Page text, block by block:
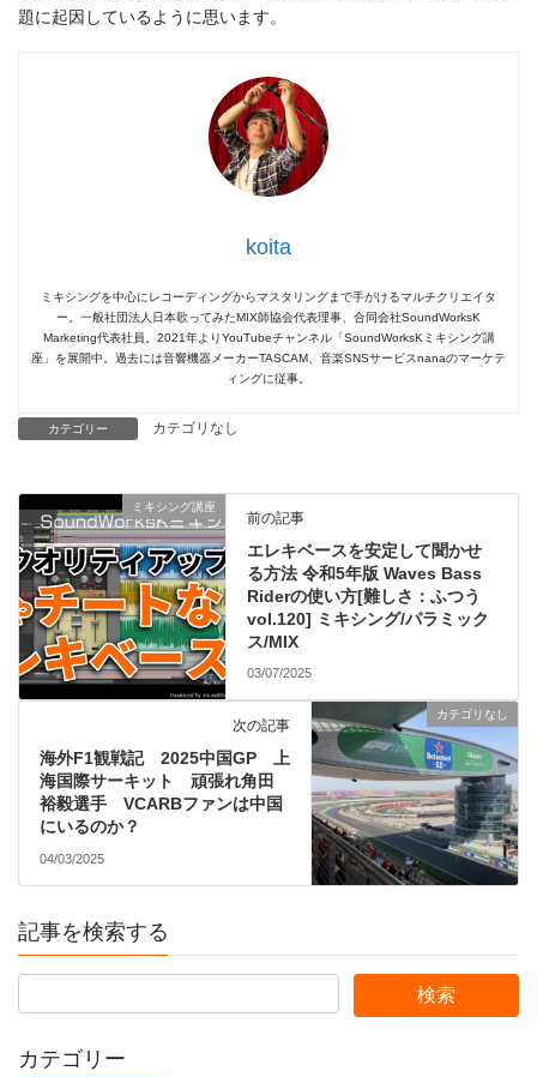
題に起因しているように思います。
koita
ミキシングを中心にレコーディングからマスタリングまで手がけるマルチクリエイタ
ー。一般社団法人日本歌ってみたMIX師協会代表理事、合同会社SoundWorksK
Marketing代表社員。2021年よりYouTubeチャンネル「SoundWorksKミキシング講
座」を展開中。過去には音響機器メーカーTASCAM、音楽SNSサービスnanaのマーケテ
ィングに従事。
カテゴリー カテゴリなし
ミキシング講座
前の記事
エレキベースを安定して聞かせ
る方法 令和5年版 Waves Bass
Riderの使い方[難しさ：ふつう
vol.120] ミキシング/パラミック
ス/MIX
03/07/2025
カテゴリなし
次の記事
海外F1観戦記 2025中国GP 上
海国際サーキット 頑張れ角田
裕毅選手 VCARBファンは中国
にいるのか？
04/03/2025
記事を検索する
カテゴリー